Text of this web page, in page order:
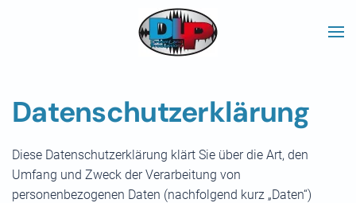
Skip to main content
Datenschutzerklärung
Diese Datenschutzerklärung klärt Sie über die Art, den
Umfang und Zweck der Verarbeitung von
personenbezogenen Daten (nachfolgend kurz „Daten“)